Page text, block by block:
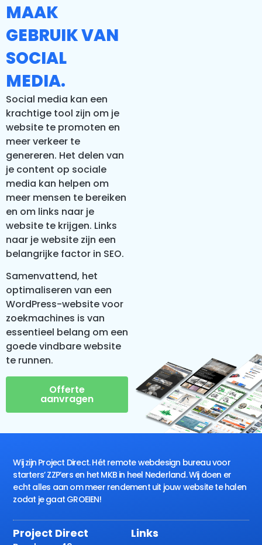
MAAK
GEBRUIK VAN
SOCIAL
MEDIA.
Social media kan een
krachtige tool zijn om je
website te promoten en
meer verkeer te
genereren. Het delen van
je content op sociale
media kan helpen om
meer mensen te bereiken
en om links naar je
website te krijgen. Links
naar je website zijn een
belangrijke factor in SEO.
Samenvattend, het
optimaliseren van een
WordPress-website voor
zoekmachines is van
essentieel belang om een
goede vindbare website
te runnen.
Offerte
aanvragen
Wij zijn Project Direct. Hét remote webdesign bureau voor
starters’ ZZP’ers en het MKB in heel Nederland. Wij doen er
echt alles aan om meer rendement uit jouw website te halen
zodat je gaat GROEIEN!
Project Direct Links